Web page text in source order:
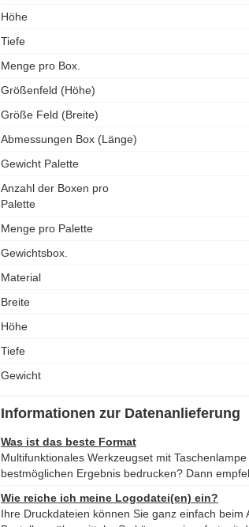
Höhe
Tiefe
Menge pro Box.
Größenfeld (Höhe)
Größe Feld (Breite)
Abmessungen Box (Länge)
Gewicht Palette
Anzahl der Boxen pro
Palette
Menge pro Palette
Gewichtsbox.
Material
Breite
Höhe
Tiefe
Gewicht
Informationen zur Datenanlieferung
Was ist das beste Format
Multifunktionales Werkzeugset mit
bestmöglichen Ergebnis bedrucken? Dann
Wie reiche ich meine Logodatei(en) ein?
Ihre Druckdateien können Sie ganz einfach beim